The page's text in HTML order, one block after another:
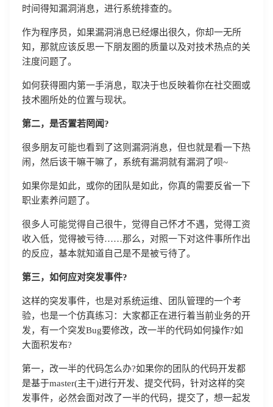
时间得知漏洞消息，进行系统排查的。
作为程序员，如果漏洞消息已经爆出很久，你却一无所
知，那就应该反思一下朋友圈的质量以及对技术热点的关
注度问题了。
如何获得圈内第一手消息，取决于也反映着你在社交圈或
技术圈所处的位置与现状。
第二，是否置若罔闻?
很多朋友可能也看到了这则漏洞消息，但也就是看一下热
闹，然后该干嘛干嘛了，系统有漏洞就有漏洞了呗~
如果你是如此，或你的团队是如此，你真的需要反省一下
职业素养问题了。
很多人可能觉得自己很牛，觉得自己怀才不遇，觉得工资
收入低，觉得被亏待……那么，对照一下对这件事所作出
的反应，基本就知道自己是不是被亏待了。
第三，如何应对突发事件?
这样的突发事件，也是对系统运维、团队管理的一个考
验，也是一个仿真练习：大家都正在进行着当前业务的开
发，有一个突发Bug要修改，改一半的代码如何操作?如
大面积发布?
第一，改一半的代码怎么办?如果你的团队的代码开发都
是基于master(主干)进行开发、提交代码，针对这样的突
发事件，必然会面对改了一半的代码，提交了，想一起发